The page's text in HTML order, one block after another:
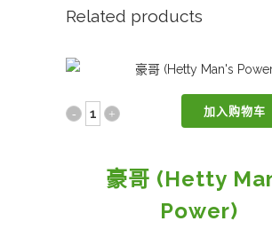
貞
Energy
Women)
Related products
豪 加入购物车
豪哥 (Hetty
Power)